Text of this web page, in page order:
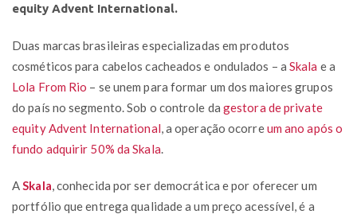
equity Advent International.
Duas marcas brasileiras especializadas em produtos
cosméticos para cabelos cacheados e ondulados – aSkala e a
Lola From Rio – se unem para formar um dos maiores grupos
do país no segmento. Sob o controle da gestora de private
equity Advent International , a operação ocorreum ano após o
fundo adquirir 50% da Skala
A Skala , conhecida por ser democrática e por oferecer um
portfólio que entrega qualidade a um preço acessível, é a